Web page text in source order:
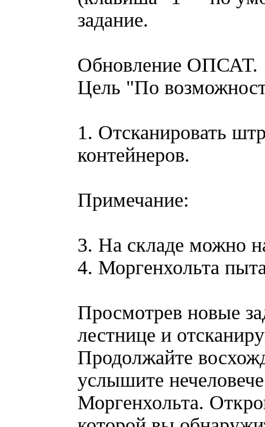
задание.
Обновление ОПСАТ.
Цель "По
1. Отсканировать
контейнеров.
Примечание:
3. На складе можно
4. Моргенхольта
Просмотрев новые
лестнице и
Продолжайте
услышите
Моргенхольта.